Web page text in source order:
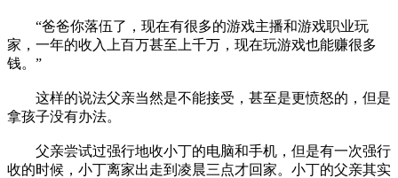
“爸爸你落伍了，现在有很多的游戏主播和游戏职业玩
家，一年的收入上百万甚至上千万，现在玩游戏也能赚很多
钱。”
这样的说法父亲当然是不能接受，甚至是更愤怒的，但是
拿孩子没有办法。
父亲尝试过强行地收小丁的电脑和手机，但是有一次强行
收的时候，小丁离家出走到凌晨三点才回家。小丁的父亲其实